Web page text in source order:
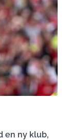
en ny klub,